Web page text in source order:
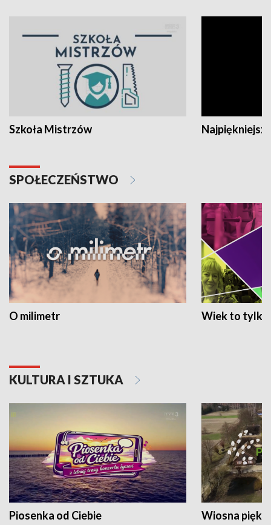
Szkoła Mistrzów
SPOŁECZEŃSTWO
O milimetr Wiek to tylko
KULTURA I SZTUKA
Piosenka od Ciebie Wiosna